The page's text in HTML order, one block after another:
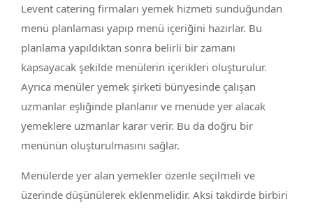
Levent catering firmaları yemek hizmeti sunduğundan
menü planlaması yapıp menü içeriğini hazırlar. Bu
planlama yapıldıktan sonra belirli bir zamanı
kapsayacak şekilde menülerin içerikleri oluşturulur.
Ayrıca menüler yemek şirketi bünyesinde çalışan
uzmanlar eşliğinde planlanır ve menüde yer alacak
yemeklere uzmanlar karar verir. Bu da doğru bir
menünün oluşturulmasını sağlar.
Menülerde yer alan yemekler özenle seçilmeli ve
üzerinde düşünülerek eklenmelidir. Aksi takdirde birbiri